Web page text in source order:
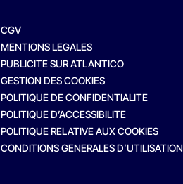
CGV
MENTIONS LEGALES
PUBLICITE SUR ATLANTICO
GESTION DES COOKIES
POLITIQUE DE CONFIDENTIALITE
POLITIQUE D’ACCESSIBILITE
POLITIQUE RELATIVE AUX COOKIES
CONDITIONS GENERALES D’UTILISATION